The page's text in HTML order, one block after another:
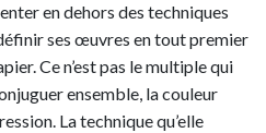
en dehors des techniques
ses œuvres en tout premier
Ce n’est pas le multiple qui
ensemble, la couleur
La technique qu’elle